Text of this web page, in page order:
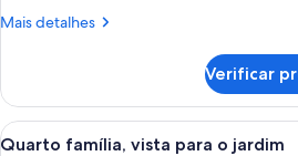
vista
baía
Mais detalhes
Mais
casal
luxo,
vista
Verificar
Carrega
14
Quarto família, vista para o jardim